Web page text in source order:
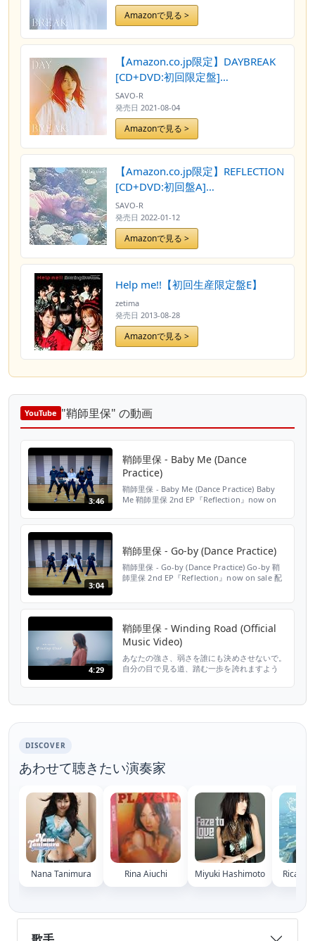
Amazonで見る >
【Amazon.co.jp限定】DAYBREAK
[CD+DVD:初回限定盤]
【AMAZON.CO.JP限定特典/クリア
ファイル付き】
SAVO-R
発売日 2021-08-04
Amazonで見る >
【Amazon.co.jp限定】REFLECTION
[CD+DVD:初回盤A]
【AMAZON.CO.JP限定特典/ステッ
カー付き】
SAVO-R
発売日 2022-01-12
Amazonで見る >
Help me!!【初回生産限定盤E】
zetima
発売日 2013-08-28
Amazonで見る >
YouTube "鞘師里保" の動画
3:46
鞘師里保 - Baby Me (Dance
Practice)
鞘師里保 - Baby Me (Dance Practice) Baby
Me 鞘師里保 2nd EP『Reflection』now on
3:04
鞘師里保 - Go-by (Dance Practice)
鞘師里保 - Go-by (Dance Practice) Go-by 鞘
師里保 2nd EP『Reflection』now on sale 配
4:29
鞘師里保 - Winding Road (Official
Music Video)
あなたの強さ、弱さを誰にも決めさせないで。
自分の目で見る道、踏む一歩を誇れますよう
DISCOVER
あわせて聴きたい演奏家
Nana Tanimura Rina Aiuchi Miyuki Hashimoto Rica